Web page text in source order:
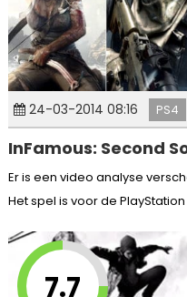
24-03-2014 08:16 PS4
InFamous: Second
Er is een video analyse
Het spel is voor de
7.7